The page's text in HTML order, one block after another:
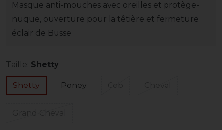
Masque anti-mouches avec oreilles et protège-
nuque, ouverture pour la têtière et fermeture
éclair de Busse
Taille: Shetty
Shetty Poney